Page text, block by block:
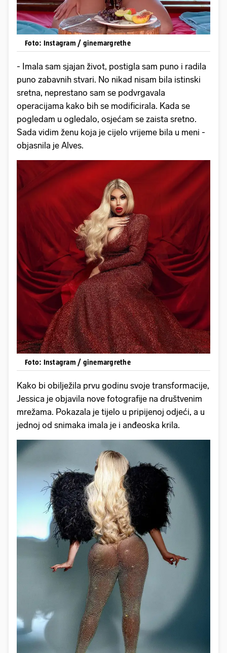
Foto: Instagram / ginemargrethe
- Imala sam sjajan život, postigla sam puno i radila
puno zabavnih stvari. No nikad nisam bila istinski
sretna, neprestano sam se podvrgavala
operacijama kako bih se modificirala. Kada se
pogledam u ogledalo, osjećam se zaista sretno.
Sada vidim ženu koja je cijelo vrijeme bila u meni -
objasnila je Alves.
Foto: Instagram / ginemargrethe
Kako bi obilježila prvu godinu svoje transformacije,
Jessica je objavila nove fotografije na društvenim
mrežama. Pokazala je tijelo u pripijenoj odjeći, a u
jednoj od snimaka imala je i anđeoska krila.